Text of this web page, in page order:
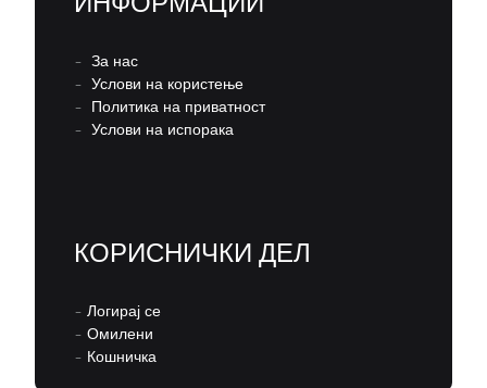
– За нас
– Услови на користење
– Политика на приватност
– Услови на испорака
КОРИСНИЧКИ ДЕЛ
– Логирај се
– Омилени
– Кошничка